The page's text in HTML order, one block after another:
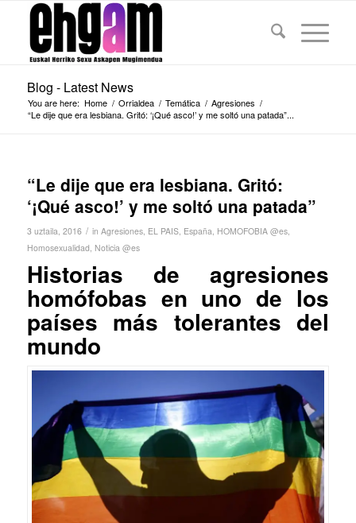
Blog - Latest News
You are here: Home / Orrialdea / Temática / Agresiones /
“Le dije que era lesbiana. Gritó: ‘¡Qué asco!’ y me soltó una patada”...
“Le dije que era lesbiana. Gritó:
‘¡Qué asco!’ y me soltó una patada”
3 uztaila, 2016 / in Agresiones, EL PAIS, España, HOMOFOBIA @es,
Homosexualidad, Noticia @es
Historias de agresiones
homófobas en uno de los
países más tolerantes del
mundo